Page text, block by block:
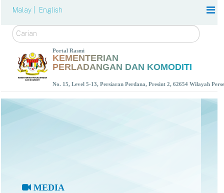
Malay | English
Carian
Portal Rasmi
KEMENTERIAN
PERLADANGAN DAN KOMODITI
No. 15, Level 5-13, Persiaran Perdana, Presint 2, 62654 Wilayah
MEDIA